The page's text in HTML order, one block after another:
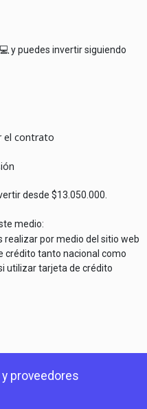
y puedes invertir siguiendo
el contrato
desde $13.050.000
medio:
realizar por medio del sitio web
crédito tanto nacional como
utilizar tarjeta de crédito
proveedores